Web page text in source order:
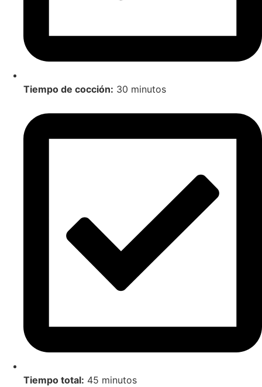
Tiempo de cocción: 30 minutos
Tiempo total: 45 minutos